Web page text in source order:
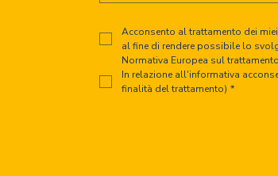
Acconsento al trattamento dei
al fine di rendere possibile lo
Normativa Europea sul
In relazione all'informativa
finalità del trattamento) *